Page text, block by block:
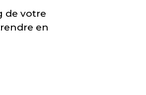
de votre
en